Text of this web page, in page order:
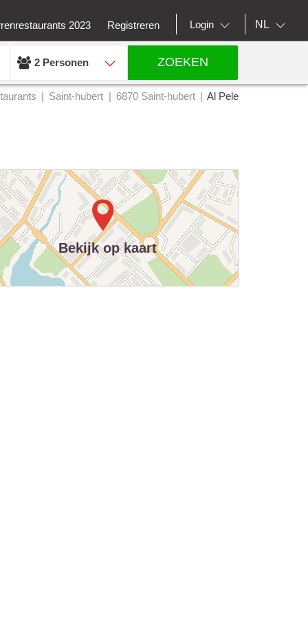
2023 Registreren Login NL
2 Personen ZOEKEN
Saint-hubert 6870 Saint-hubert Al Pele
Bekijk op kaart